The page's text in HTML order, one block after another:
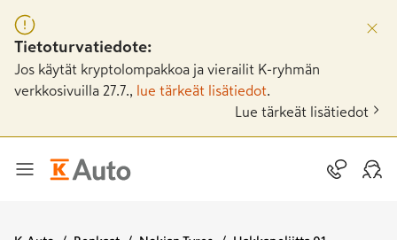
Tietoturvatiedote:
Jos käytät kryptolompakkoa ja vierailit K-ryhmän
verkkosivuilla 27.7.,
lue tärkeät lisätiedot
Lue tärkeät lisätiedot